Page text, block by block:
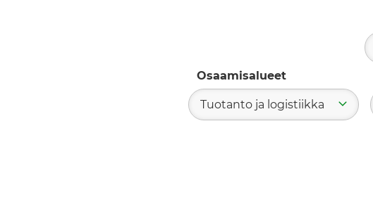
Osaamisalueet
Tuotanto ja logistiikka